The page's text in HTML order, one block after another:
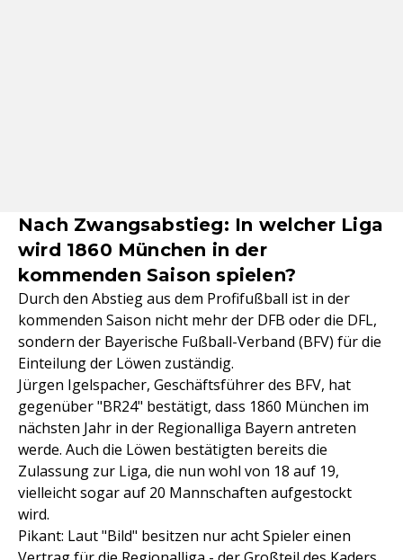
Nach Zwangsabstieg: In welcher Liga
wird 1860 München in der
kommenden Saison spielen?
Durch den Abstieg aus dem Profifußball ist in der
kommenden Saison nicht mehr der DFB oder die DFL,
sondern der Bayerische Fußball-Verband (BFV) für die
Einteilung der Löwen zuständig.
Jürgen Igelspacher, Geschäftsführer des BFV, hat
gegenüber "BR24" bestätigt, dass 1860 München im
nächsten Jahr in der Regionalliga Bayern antreten
werde. Auch die Löwen bestätigten bereits die
Zulassung zur Liga, die nun wohl von 18 auf 19,
vielleicht sogar auf 20 Mannschaften aufgestockt
wird.
Pikant: Laut "Bild" besitzen nur acht Spieler einen